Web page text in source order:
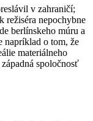
v zahraničí;
režiséra nepochybne
berlínskeho múru a
napríklad o tom, že
materiálneho
spoločnosť